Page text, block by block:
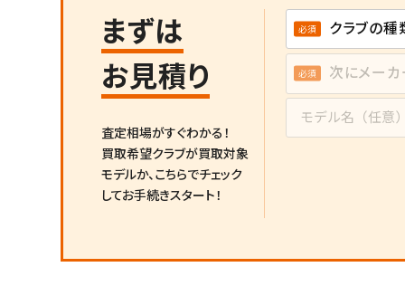
まずは
お見積り
査定相場がすぐわかる！
買取希望クラブが買取対象
モデルか、 こちらでチェック
してお手続きスタート！